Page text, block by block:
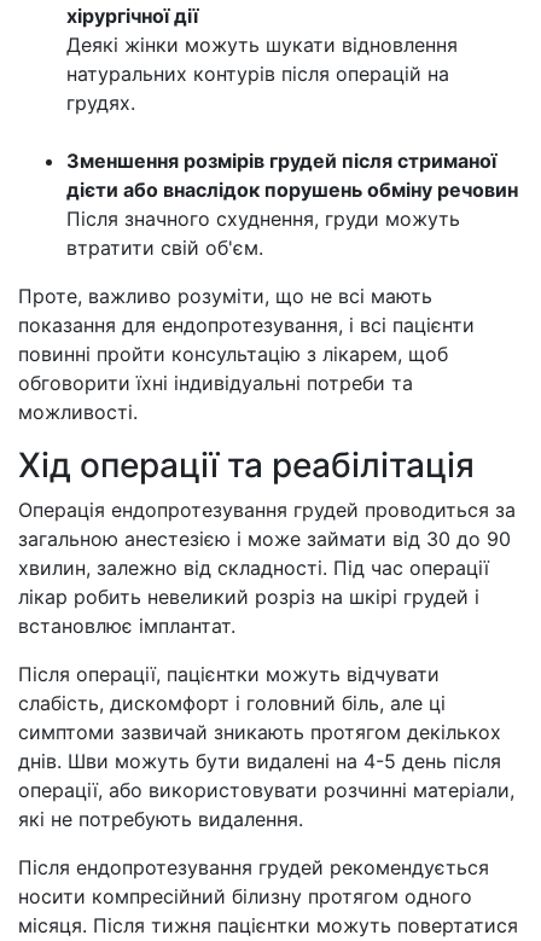
хірургічної дії
Деякі жінки можуть шукати відновлення
натуральних контурів після операцій на
грудях.
Зменшення розмірів грудей після стриманої
дієти або внаслідок порушень обміну речовин
Після значного схуднення, груди можуть
втратити свій об'єм.
Проте, важливо розуміти, що не всі мають
показання для ендопротезування, і всі пацієнти
повинні пройти консультацію з лікарем, щоб
обговорити їхні індивідуальні потреби та
можливості.
Хід операції та реабілітація
Операція ендопротезування грудей проводиться за
загальною анестезією і може займати від 30 до 90
хвилин, залежно від складності. Під час операції
лікар робить невеликий розріз на шкірі грудей і
встановлює імплантат.
Після операції, пацієнтки можуть відчувати
слабість, дискомфорт і головний біль, але ці
симптоми зазвичай зникають протягом декількох
днів. Шви можуть бути видалені на 4-5 день після
операції, або використовувати розчинні матеріали,
які не потребують видалення.
Після ендопротезування грудей рекомендується
носити компресійний білизну протягом одного
місяця. Після тижня пацієнтки можуть повертатися